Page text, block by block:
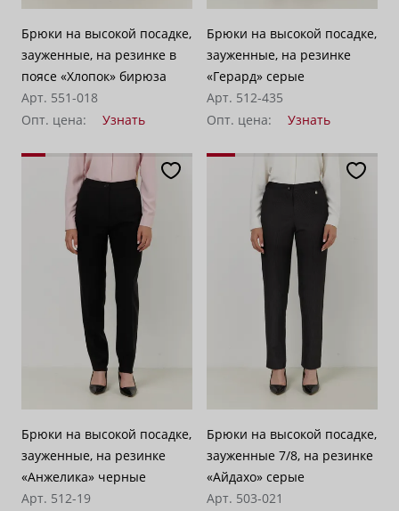
Брюки на высокой посадке,
зауженные, на резинке в
поясе «Хлопок» бирюза
Арт. 551-018
Опт. цена:
Узнать
Брюки на высокой посадке,
зауженные, на резинке
«Герард» серые
Арт. 512-435
Опт. цена:
Узнать
Брюки на высокой посадке,
зауженные, на резинке
«Анжелика» черные
Арт. 512-19
Брюки на высокой посадке,
зауженные 7/8, на резинке
«Айдахо» серые
Арт. 503-021